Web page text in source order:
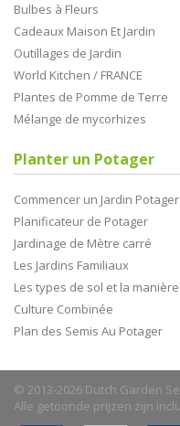
Bulbes à Fleurs
Cadeaux Maison Et Jardin
Outillages de Jardin
World Kitchen / FRANCE
Plantes de Pomme de Terre
Mélange de mycorhizes
Planter un Potager
Commencer un Jardin Potager
Planificateur de Potager
Jardinage de Mètre carré
Les Jardins Familiaux
Les types de sol et la
Culture Combinée
Plan des Semis Au Potager
© 2013-2026 Dutch Garden
Alle getoonde prijzen zijn